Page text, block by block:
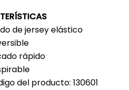
de jersey elástico
rápido
del producto: 130601